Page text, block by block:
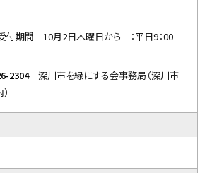
受付期間 10月2日木曜日から ：平日9：00
2304 深川市を緑にする会事務局（深川市